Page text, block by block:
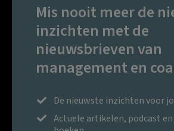
Mis nooit meer de
inzichten met de
nieuwsbrieven van
management en
De nieuwste inzichten voor
Actuele artikelen, podcast